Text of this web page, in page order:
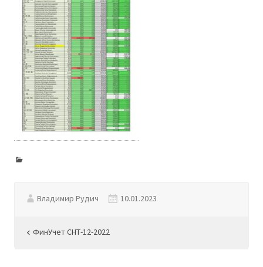
Владимир Рудич 10.01.2023
Навигация
ФинУчет СНТ-12-2022